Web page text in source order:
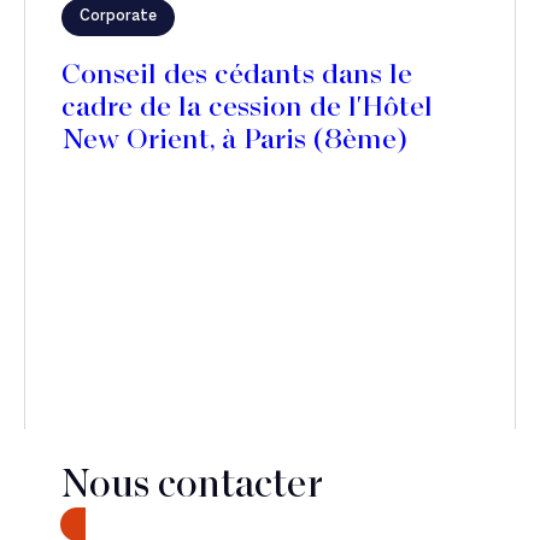
Corporate
Conseil des cédants dans le
cadre de la cession de l'Hôtel
New Orient, à Paris (8ème)
Nous contacter